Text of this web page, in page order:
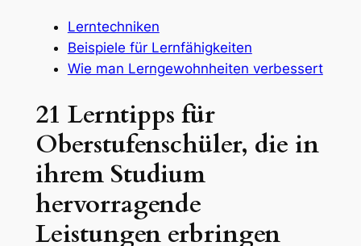
Lerntechniken
Beispiele für Lernfähigkeiten
Wie man Lerngewohnheiten verbessert
21 Lerntipps für
Oberstufenschüler, die in
ihrem Studium
hervorragende
Leistungen erbringen